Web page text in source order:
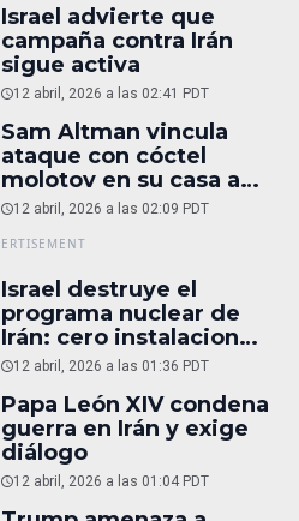
Israel advierte que
campaña contra Irán
sigue activa
12 abril, 2026 a las 02:41 PDT
Sam Altman vincula
ataque con cóctel
molotov en su casa a
reportaje
12 abril, 2026 a las 02:09 PDT
Israel destruye el
programa nuclear de
Irán: cero instalaciones
operativas
12 abril, 2026 a las 01:36 PDT
Papa León XIV condena
guerra en Irán y exige
diálogo
12 abril, 2026 a las 01:04 PDT